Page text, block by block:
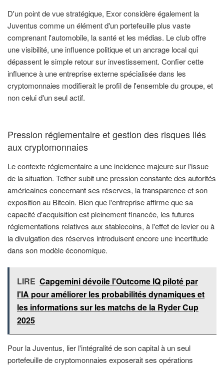
D'un point de vue stratégique, Exor considère également la
Juventus comme un élément d'un portefeuille plus vaste
comprenant l'automobile, la santé et les médias. Le club offre
une visibilité, une influence politique et un ancrage local qui
dépassent le simple retour sur investissement. Confier cette
influence à une entreprise externe spécialisée dans les
cryptomonnaies modifierait le profil de l'ensemble du groupe, et
non celui d'un seul actif.
Pression réglementaire et gestion des risques liés
aux cryptomonnaies
Le contexte réglementaire a une incidence majeure sur l'issue
de la situation. Tether subit une pression constante des autorités
américaines concernant ses réserves, la transparence et son
exposition au Bitcoin. Bien que l'entreprise affirme que sa
capacité d'acquisition est pleinement financée, les futures
réglementations relatives aux stablecoins, à l'effet de levier ou à
la divulgation des réserves introduisent encore une incertitude
dans son modèle économique.
LIRE Capgemini dévoile l'Outcome IQ piloté par
l'IA pour améliorer les probabilités dynamiques et
les informations sur les matchs de la Ryder Cup
2025
Pour la Juventus, lier l'intégralité de son capital à un seul
portefeuille de cryptomonnaies exposerait ses opérations